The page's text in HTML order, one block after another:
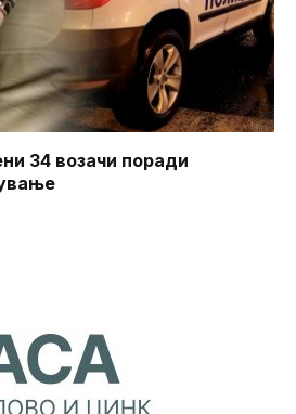
34 возачи поради